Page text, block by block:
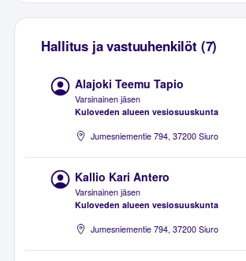
Hallitus ja vastuuhenkilöt (7)
Alajoki Teemu Tapio
Varsinainen jäsen
Kuloveden alueen vesiosuuskunta
Jumesniementie 794, 37200 Siuro
Kallio Kari Antero
Varsinainen jäsen
Kuloveden alueen vesiosuuskunta
Jumesniementie 794, 37200 Siuro